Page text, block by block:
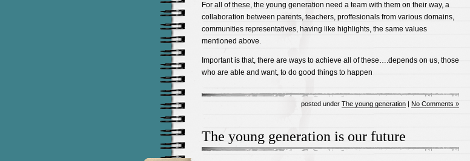
For all of these, the young generation need a team with them on their way, a
collaboration between parents, teachers, proffesionals from various domains,
communities representatives, having like highlights, the same values
mentioned above.
Important is that, there are ways to achieve all of these….depends on us, those
who are able and want, to do good things to happen
posted under The young generation| No Comments »
The young generation is our future